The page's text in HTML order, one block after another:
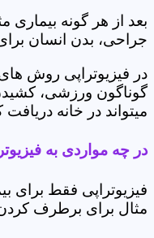
بعد از هر گونه
جراحی، بدن انسان برای
در فیزیوتراپی روش
گوناگون ورزشی،
میتواند در خانه دریافت
در چه مواردی به
فیزیوتراپی فقط برای
مثال برای برطرف